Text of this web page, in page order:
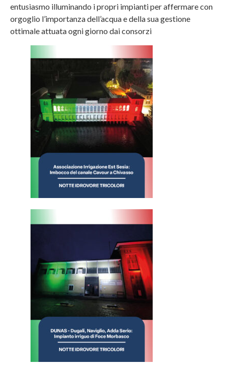
entusiasmo illuminando i propri impianti per affermare con
orgoglio l’importanza dell’acqua e della sua gestione
ottimale attuata ogni giorno dai consorzi